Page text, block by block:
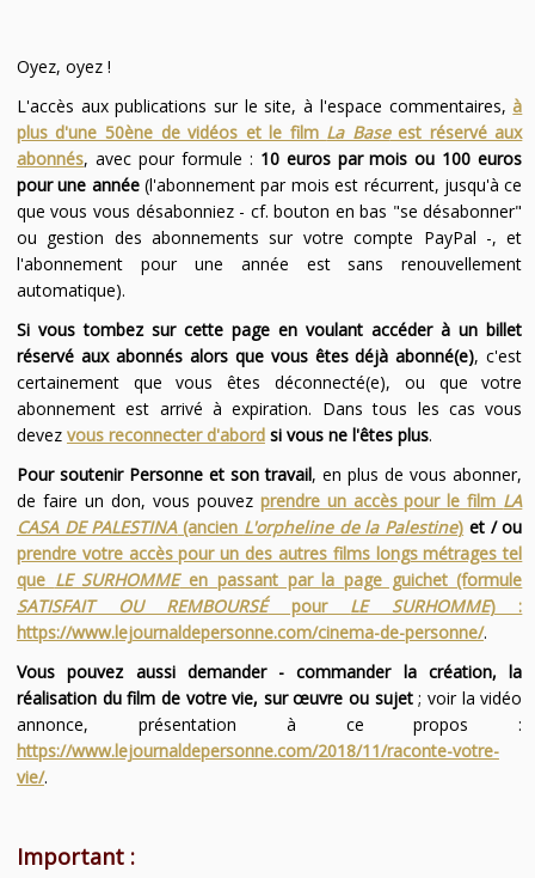
Oyez, oyez !
L'accès aux publications sur le site, à l'espace commentaires,à
plus d'une 50ène de vidéos et le film La Baseest réservé aux
abonnés, avec pour formule : 10 euros par mois ou 100 euros
pour une année(l'abonnement par mois est récurrent, jusqu'à ce
que vous vous désabonniez - cf. bouton en bas "se désabonner"
ou gestion des abonnements sur votre compte PayPal -, et
l'abonnement pour une année est sans renouvellement
automatique).
Si vous tombez sur cette page en voulant accéder à un billet
réservé aux abonnés alors que vous êtes déjà abonné(e), c'est
certainement que vous êtes déconnecté(e), ou que votre
abonnement est arrivé à expiration. Dans tous les cas vous
devez vous reconnecter d'abordsi vous ne l'êtes plus.
Pour soutenir Personne et son travail, en plus de vous abonner,
de faire un don, vous pouvez prendre un accès pour le film LA
CASA DE PALESTINA(ancien L'orpheline de la Palestine) et / ou
prendre votre accès pour un des autres films longs métrages tel
que LE SURHOMMEen passant par la page guichet (formule
SATISFAIT OU REMBOURSÉpour LE SURHOMME) :
https://www.lejournaldepersonne.com/cinema-de-personne/.
Vous pouvez aussi demander - commander la création, la
réalisation du film de votre vie, sur œuvre ou sujet; voir la vidéo
annonce, présentation à ce propos :
https://www.lejournaldepersonne.com/2018/11/raconte-votre-
vie/.
Important :